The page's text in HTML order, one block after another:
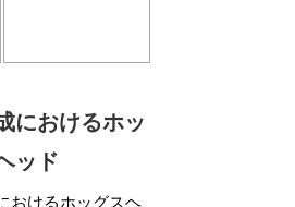
におけるホッ
ッド